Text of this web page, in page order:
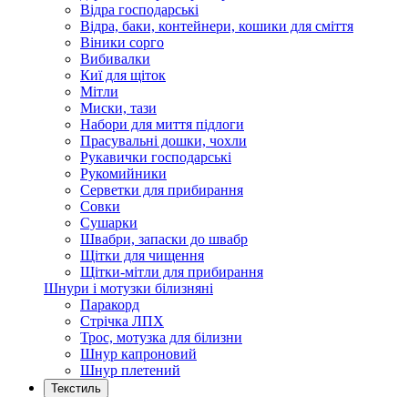
Відра господарські
Відра, баки, контейнери, кошики для сміття
Віники сорго
Вибивалки
Киї для щіток
Мітли
Миски, тази
Набори для миття підлоги
Прасувальні дошки, чохли
Рукавички господарські
Рукомийники
Серветки для прибирання
Совки
Сушарки
Швабри, запаски до швабр
Щітки для чищення
Щітки-мітли для прибирання
Шнури і мотузки білизняні
Паракорд
Стрічка ЛПХ
Трос, мотузка для білизни
Шнур капроновий
Шнур плетений
Текстиль